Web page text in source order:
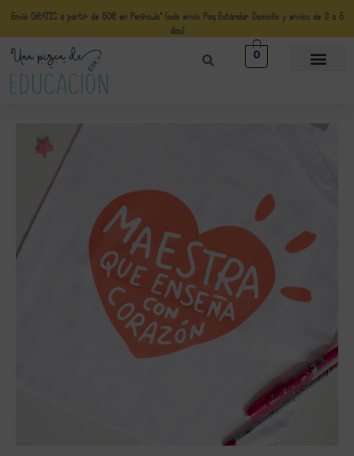
Envío GRATIS a partir de 50€ en Península* (solo envio Paq Estándar Domicilio y envíos de 3 a 5
días)
0